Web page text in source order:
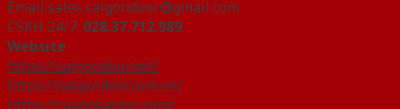
Email:sales.saigondoor@gmail.com
CSKH 24/7: 028.37.712.989
Website
https://saigondoor.net/
https://saigondoor.com.vn/
https://cuagosaigon.com/